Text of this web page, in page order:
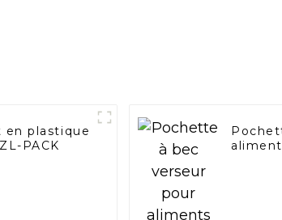
en plastique
PACK